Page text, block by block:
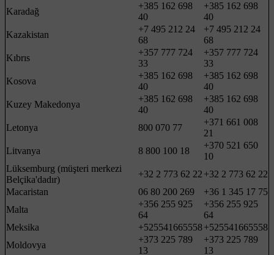
Karadağ
+385 162 698
40
+385 162 698
40
Kazakistan
+7 495 212 24
68
+7 495 212 24
68
Kıbrıs
+357 777 724
33
+357 777 724
33
Kosova
+385 162 698
40
+385 162 698
40
Kuzey Makedonya
+385 162 698
40
+385 162 698
40
Letonya
800 070 77
+371 661 008
21
Litvanya
8 800 100 18
+370 521 650
10
Lüksemburg (müşteri merkezi
Belçika'dadır)
+32 2 773 62 22 +32 2 773 62 22
Macaristan
06 80 200 269
+36 1 345 17 75
Malta
+356 255 925
64
+356 255 925
64
Meksika
+525541665558+525541665558
Moldovya
+373 225 789
13
+373 225 789
13